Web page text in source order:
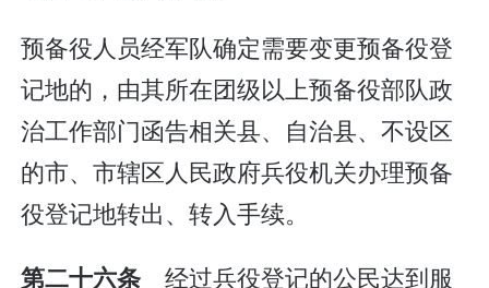
预备役人员经军队确定需要变更预备役登
记地的，由其所在团级以上预备役部队政
治工作部门函告相关县、自治县、不设区
的市、市辖区人民政府兵役机关办理预备
役登记地转出、转入手续。
第二十六条经过兵役登记的公民达到服